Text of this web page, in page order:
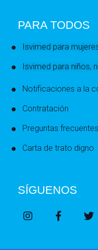
PARA TODOS
Isvimed para
Isvimed para niños,
Notificaciones a la
Contratación
Preguntas frecuentes
Carta de trato digno
SÍGUENOS